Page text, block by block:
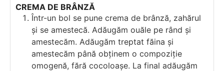
CREMA DE BRÂNZĂ
Într-un bol se pune crema de brânză, zahărul
și se amestecă. Adăugăm ouăle pe rând și
amestecăm. Adăugăm treptat făina și
amestecăm până obținem o compoziție
omogenă, fără cocoloașe. La final adăugăm